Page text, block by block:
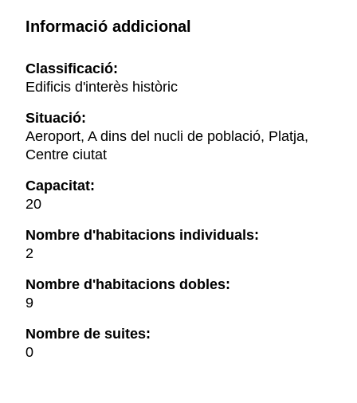
Informació addicional
Classificació:
Edificis d'interès històric
Situació:
Aeroport, A dins del nucli de població, Platja,
Centre ciutat
Capacitat:
20
Nombre d'habitacions individuals:
2
Nombre d'habitacions dobles:
9
Nombre de suites:
0